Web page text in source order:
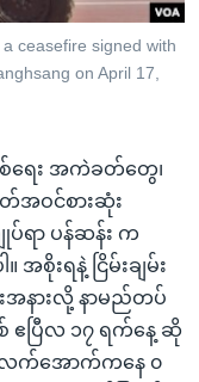
ceasefire signed with
on April 17,
စ်ရေး အကဲခတ်တွေ၊
အဝင်စားဆုံး
ပ်ရာ ပန်ဆန်း က
အစိုးရနဲ့ ငြိမ်းချမ်း
အနားလို့ နာမည်တပ်
ပြီလ ၁၇ ရက်နေ့ ဆို
လက်အောက်ကနေ ၀